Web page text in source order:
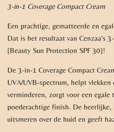
3-in-1 Coverage Compact Cream
Een prachtige, gematteerde en
Dat is het resultaat van Cenzaa's
[Beauty Sun Protection SPF 30]!
De 3-in-1 Coverage Compact
UVA/UVB-spectrum, helpt
verminderen, zorgt voor een egale
poederachtige finish. De
uitsmeren over de huid en geeft